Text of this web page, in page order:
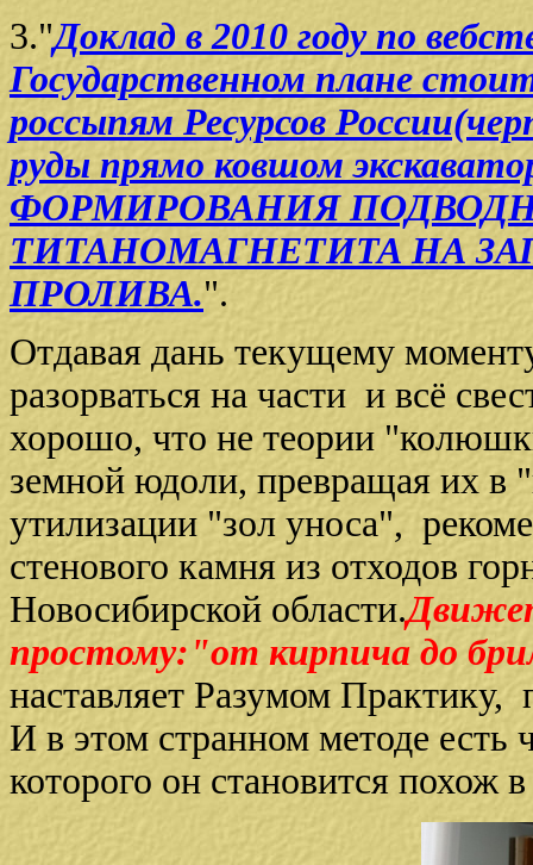
3."Доклад в 2010 году по
Государственном плане
россыпям Ресурсов
руды прямо ковшом
ФОРМИРОВАНИЯ
ТИТАНОМАГНЕТИТА НА
ПРОЛИВА.".
Отдавая дань текущему
разорваться на части и всё
хорошо, что не теории
земной юдоли, превращая их в
утилизации "зол уноса",
стенового камня из отходов
Новосибирской области.
простому:"от кирпича до
наставляет Разумом
И в этом странном методе
которого он становится похож